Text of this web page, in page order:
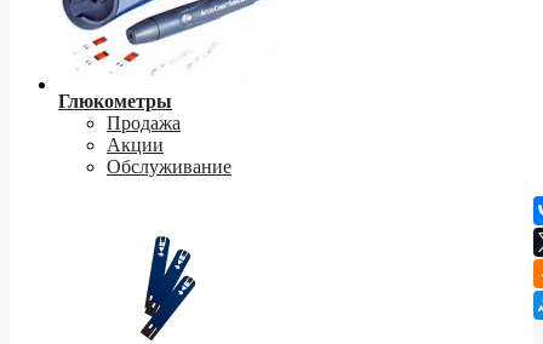
Глюкометры
Продажа
Акции
Обслуживание